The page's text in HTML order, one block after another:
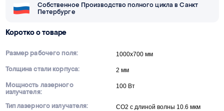
Собственное Производство полного цикла в Санкт
Петербурге
Коротко о товаре
Размер рабочего поля: 1000х700 мм
Толщина стали корпуса: 2 мм
Мощность лазерного
излучателя:
100 Вт
Тип лазерного излучателя: CO2 с длиной волны 10.6 мкм